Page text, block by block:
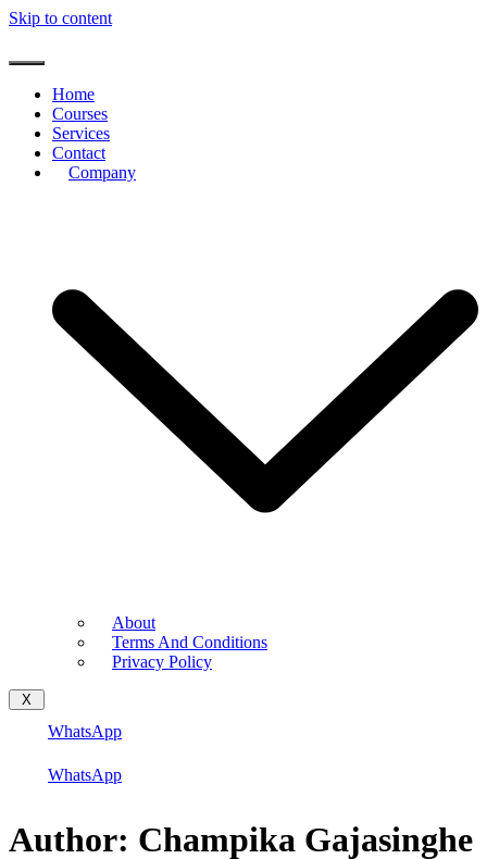
Skip to content
Home
Courses
Services
Contact
Company
About
Terms And Conditions
Privacy Policy
X
WhatsApp
WhatsApp
Author: Champika Gajasinghe